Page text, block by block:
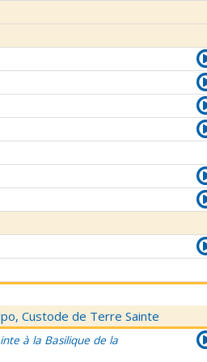
Custode de Terre Sainte
à la Basilique de la